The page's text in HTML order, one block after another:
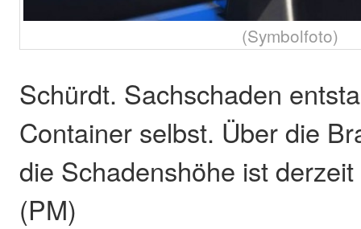
(Symbolfoto)
Schürdt. Sachschaden
Container selbst. Über die
die Schadenshöhe ist
(PM)